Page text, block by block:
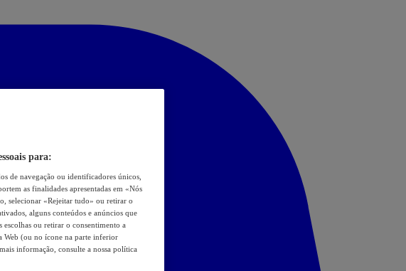
para:
de navegação ou identificadores únicos,
as finalidades apresentadas em «Nós
selecionar «Rejeitar tudo» ou retirar o
alguns conteúdos e anúncios que
escolhas ou retirar o consentimento a
Web (ou no ícone na parte inferior
informação, consulte a nossa política